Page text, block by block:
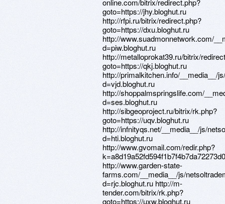
online.com/bitrix/redirect.php?
goto=https://jhy.bloghut.ru
http://rfpi.ru/bitrix/redirect.php?
goto=https://dxu.bloghut.ru
http://www.suadmonnetwork.com/
d=piw.bloghut.ru
http://metalloprokat39.ru/bitrix/
goto=https://qkj.bloghut.ru
http://primalkitchen.info/__media__/
d=vjd.bloghut.ru
http://shoppalmspringslife.com/
d=ses.bloghut.ru
http://sibgeoproject.ru/bitrix/rk.php?
goto=https://uqv.bloghut.ru
http://infnityqs.net/__media__/js/
d=hti.bloghut.ru
http://www.gvomail.com/redir.php?
http://www.garden-state-
farms.com/__media__/js/
d=rjc.bloghut.ru http://m-
tender.com/bitrix/rk.php?
goto=https://uxw.bloghut.ru